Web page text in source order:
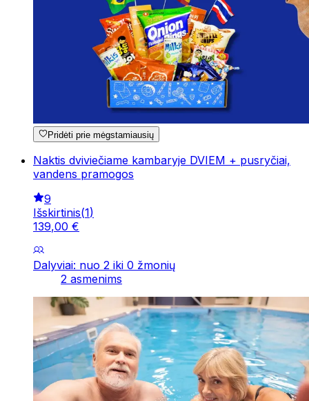
Pridėti prie mėgstamiausių
Naktis dviviečiame kambaryje DVIEM + pusryčiai,
vandens pramogos
9
Išskirtinis(1)
139,00 €
Dalyviai: nuo 2 iki 0 žmonių
2 asmenims